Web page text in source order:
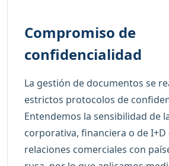
Compromiso de
confidencialidad
La gestión de documentos se
estrictos protocolos de
Entendemos la sensibilidad de
corporativa, financiera o de I+D
relaciones comerciales con